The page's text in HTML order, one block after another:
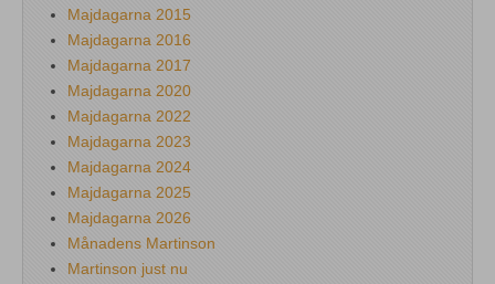
Majdagarna 2015
Majdagarna 2016
Majdagarna 2017
Majdagarna 2020
Majdagarna 2022
Majdagarna 2023
Majdagarna 2024
Majdagarna 2025
Majdagarna 2026
Månadens Martinson
Martinson just nu